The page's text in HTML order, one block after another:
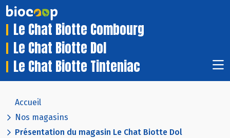
Le Chat Biotte Combourg
Le Chat Biotte Dol
Le Chat Biotte Tinteniac
Accueil
Nos magasins
Présentation du magasin Le Chat Biotte Dol